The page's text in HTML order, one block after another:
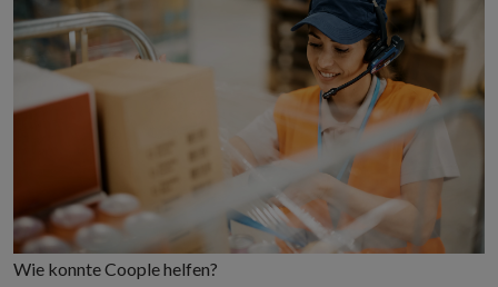
Wie konnte Coople helfen?